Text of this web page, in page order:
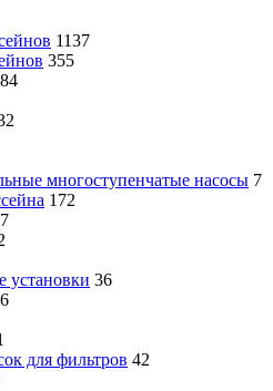
1137
355
многоступенчатые насосы 7
172
установки 36
для фильтров 42